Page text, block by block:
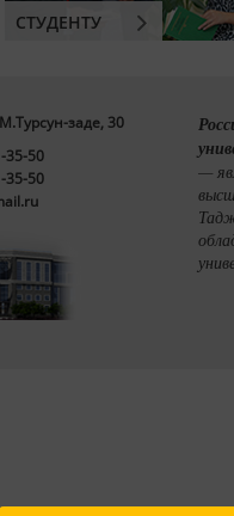
СТУДЕНТУ
заде, 30
35-50
35-50
—